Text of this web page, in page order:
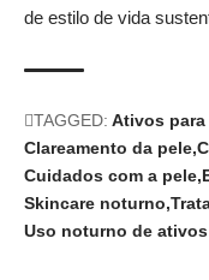
de estilo de vida
TAGGED: Ativos para
Clareamento da pele
Cuidados com a pele
Skincare noturno
Uso noturno de ativos